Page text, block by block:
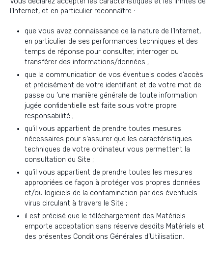
l’Internet, et en particulier reconnaître :
que vous avez connaissance de la nature de l’Internet,
en particulier de ses performances techniques et des
temps de réponse pour consulter, interroger ou
transférer des informations/données ;
que la communication de vos éventuels codes d’accès
et précisément de votre identifiant et de votre mot de
passe ou ’une manière générale de toute information
jugée confidentielle est faite sous votre propre
responsabilité ;
qu’il vous appartient de prendre toutes mesures
nécessaires pour s’assurer que les caractéristiques
techniques de votre ordinateur vous permettent la
consultation du Site ;
qu’il vous appartient de prendre toutes les mesures
appropriées de façon à protéger vos propres données
et/ou logiciels de la contamination par des éventuels
virus circulant à travers le Site ;
il est précisé que le téléchargement des Matériels
emporte acceptation sans réserve desdits Matériels et
des présentes Conditions Générales d’Utilisation.